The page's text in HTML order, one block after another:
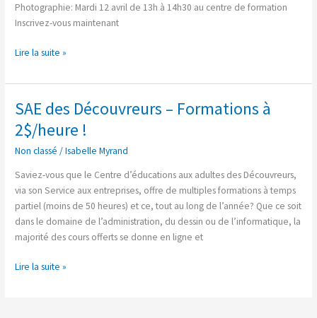
Photographie: Mardi 12 avril de 13h à 14h30 au centre de formation
Inscrivez-vous maintenant
avril
Lire la suite »
SAE des Découvreurs – Formations à
2$/heure !
Non classé /Isabelle Myrand
Saviez-vous que le Centre d’éducations aux adultes des Découvreurs,
via son Service aux entreprises, offre de multiples formations à temps
partiel (moins de 50 heures) et ce, tout au long de l’année? Que ce soit
dans le domaine de l’administration, du dessin ou de l’informatique, la
majorité des cours offerts se donne en ligne et
SAE
des
Découvreurs
–
!
Lire la suite »